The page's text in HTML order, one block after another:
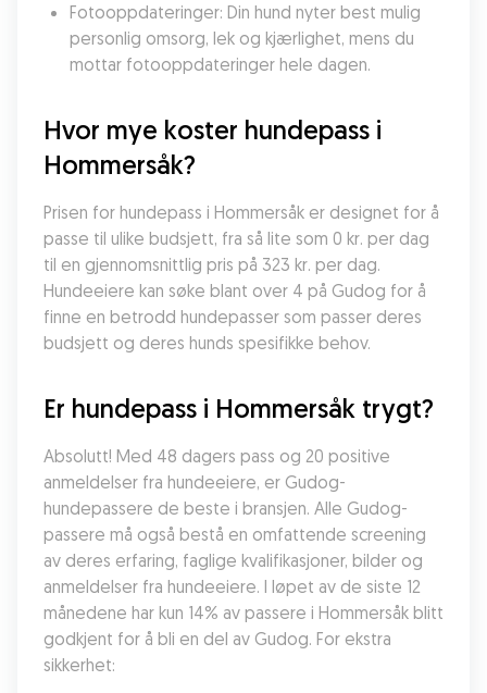
Fotooppdateringer: Din hund nyter best mulig
personlig omsorg, lek og kjærlighet, mens du
mottar fotooppdateringer hele dagen.
Hvor mye koster hundepass i
Hommersåk?
Prisen for hundepass i Hommersåk er designet for å
passe til ulike budsjett, fra så lite som 0 kr. per dag
til en gjennomsnittlig pris på 323 kr. per dag.
Hundeeiere kan søke blant over 4 på Gudog for å
finne en betrodd hundepasser som passer deres
budsjett og deres hunds spesifikke behov.
Er hundepass i Hommersåk trygt?
Absolutt! Med 48 dagers pass og 20 positive
anmeldelser fra hundeeiere, er Gudog-
hundepassere de beste i bransjen. Alle Gudog-
passere må også bestå en omfattende screening
av deres erfaring, faglige kvalifikasjoner, bilder og
anmeldelser fra hundeeiere. I løpet av de siste 12
månedene har kun 14% av passere i Hommersåk blitt
godkjent for å bli en del av Gudog. For ekstra
sikkerhet: